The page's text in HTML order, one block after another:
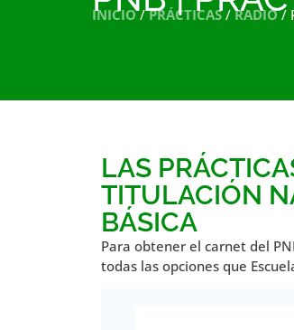
INICIO/PRÁCTICAS/RADIO/
LAS
TITULACIÓN
BÁSICA
Para obtener el carnet del
todas las opciones que